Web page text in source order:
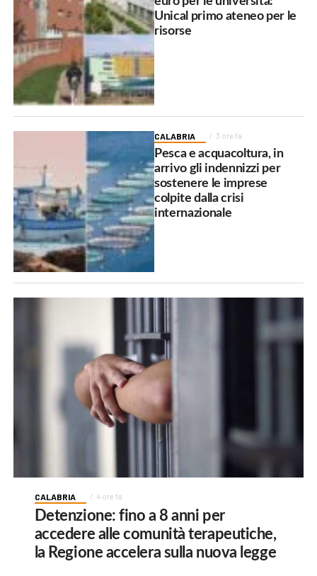
Unical primo ateneo per le
risorse
CALABRIA 3 ore fa
Pesca e acquacoltura, in
arrivo gli indennizzi per
sostenere le imprese
colpite dalla crisi
internazionale
CALABRIA 4 ore fa
Detenzione: fino a 8 anni per
accedere alle comunità terapeutiche,
la Regione accelera sulla nuova legge